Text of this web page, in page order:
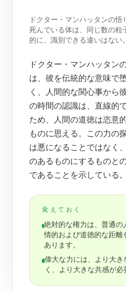
ドクター・マンハッタンの悟
死んでいる体は、同じ数の粒
的に、識別できる違いはない
ドクター・マンハッタン
は、彼を伝統的な意味で
く、人間的な関心事から
の時間の認識は、直線的
ため、人間の道徳は恣意
ものに思える。この力の
は悪になることではなく
のあるものにするものと
であることを示している。
覚えておく
絶対的な権力は、普通の
情的および道徳的な距離
あります。
偉大な力には、より大き
く、より大きな共感が必